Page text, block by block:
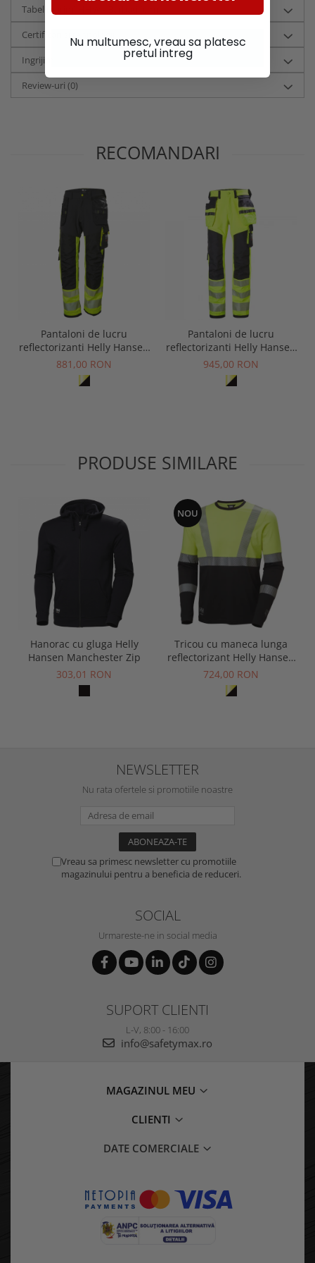
Tabel marimi HHW - Barbati (cm)
Certificari si tehnologii
Ingrijire
Review-uri (0)
RECOMANDARI
Pantaloni de lucru
reflectorizanti Helly Hansen
ICU Construction CL1
881,00 RON
Pantaloni de lucru
reflectorizanti Helly Hansen
ICU Construction CL2
945,00 RON
PRODUSE SIMILARE
Hanorac cu gluga Helly
Hansen Manchester Zip
303,01 RON
NOU
Tricou cu maneca lunga
reflectorizant Helly Hansen
Fyre Longsleeve CL1
724,00 RON
NEWSLETTER
Nu rata ofertele si promotiile noastre
Vreau sa primesc newsletter cu promotiile
magazinului pentru a beneficia de reduceri.
SOCIAL
Urmareste-ne in social media
SUPORT CLIENTI
L-V, 8:00 - 16:00
info@safetymax.ro
MAGAZINUL MEU
CLIENTI
DATE COMERCIALE
Nu multumesc, vreau sa platesc
pretul intreg